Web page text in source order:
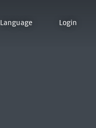
Language Login